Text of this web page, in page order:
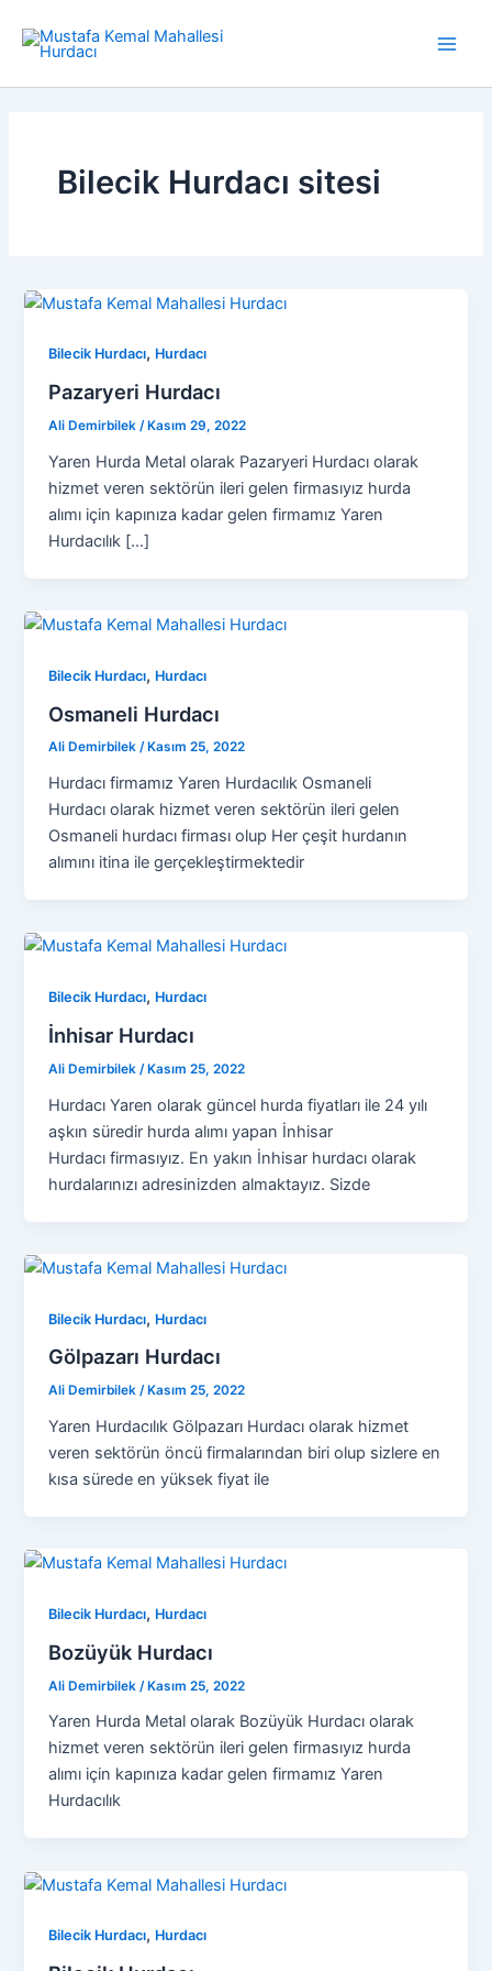
atla
Bilecik Hurdacı sitesi
Bilecik Hurdacı, Hurdacı
Pazaryeri Hurdacı
Ali Demirbilek/ Kasım 29, 2022
Yaren Hurda Metal olarak Pazaryeri Hurdacı olarak
hizmet veren sektörün ileri gelen firmasıyız hurda
alımı için kapınıza kadar gelen firmamız Yaren
Hurdacılık […]
Bilecik Hurdacı, Hurdacı
Osmaneli Hurdacı
Ali Demirbilek/ Kasım 25, 2022
Hurdacı firmamız Yaren Hurdacılık Osmaneli
Hurdacı olarak hizmet veren sektörün ileri gelen
Osmaneli hurdacı firması olup Her çeşit hurdanın
alımını itina ile gerçekleştirmektedir
Bilecik Hurdacı, Hurdacı
İnhisar Hurdacı
Ali Demirbilek/Kasım 25, 2022
Hurdacı Yaren olarak güncel hurda fiyatları ile 24 yılı
aşkın süredir hurda alımı yapan İnhisar
Hurdacı firmasıyız. En yakın İnhisar hurdacı olarak
hurdalarınızı adresinizden almaktayız. Sizde
Bilecik Hurdacı, Hurdacı
Gölpazarı Hurdacı
Ali Demirbilek/ Kasım 25, 2022
Yaren Hurdacılık Gölpazarı Hurdacı olarak hizmet
veren sektörün öncü firmalarından biri olup sizlere en
kısa sürede en yüksek fiyat ile
Bilecik Hurdacı, Hurdacı
Bozüyük Hurdacı
Ali Demirbilek /Kasım 25, 2022
Yaren Hurda Metal olarak Bozüyük Hurdacı olarak
hizmet veren sektörün ileri gelen firmasıyız hurda
alımı için kapınıza kadar gelen firmamız Yaren
Hurdacılık
Bilecik Hurdacı, Hurdacı